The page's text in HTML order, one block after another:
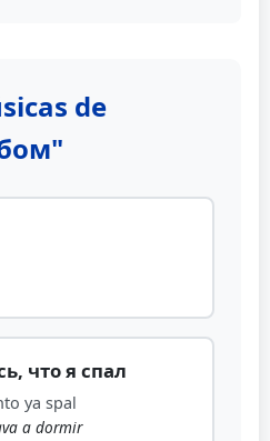
de
что я спал
ya spal
a dormir